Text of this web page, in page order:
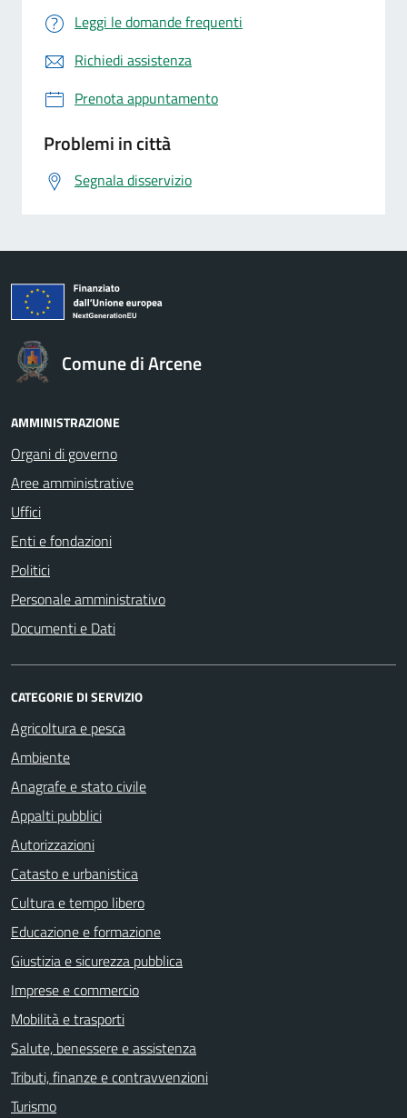
Leggi le domande frequenti
Richiedi assistenza
Prenota appuntamento
Problemi in città
Segnala disservizio
Comune di Arcene
AMMINISTRAZIONE
Organi di governo
Aree amministrative
Uffici
Enti e fondazioni
Politici
Personale amministrativo
Documenti e Dati
CATEGORIE DI SERVIZIO
Agricoltura e pesca
Ambiente
Anagrafe e stato civile
Appalti pubblici
Autorizzazioni
Catasto e urbanistica
Cultura e tempo libero
Educazione e formazione
Giustizia e sicurezza pubblica
Imprese e commercio
Mobilità e trasporti
Salute, benessere e assistenza
Tributi, finanze e contravvenzioni
Turismo